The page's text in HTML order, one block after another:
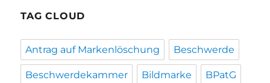
TAG CLOUD
Antrag auf Markenlöschung Beschwerde
Beschwerdekammer Bildmarke BPatG